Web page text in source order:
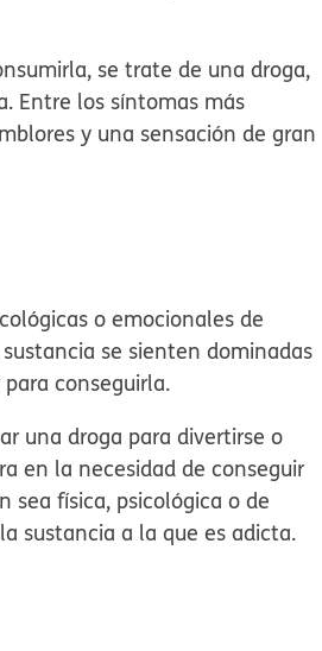
se trate de una droga,
Entre los síntomas más
y una sensación de gran
o emocionales de
se sienten dominadas
conseguirla.
una droga para divertirse o
en la necesidad de conseguir
sea física, psicológica o de
sustancia a la que es adicta.